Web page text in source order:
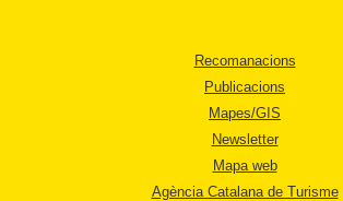
Recomanacions
Publicacions
Mapes/GIS
Newsletter
Mapa web
Agència Catalana de Turisme